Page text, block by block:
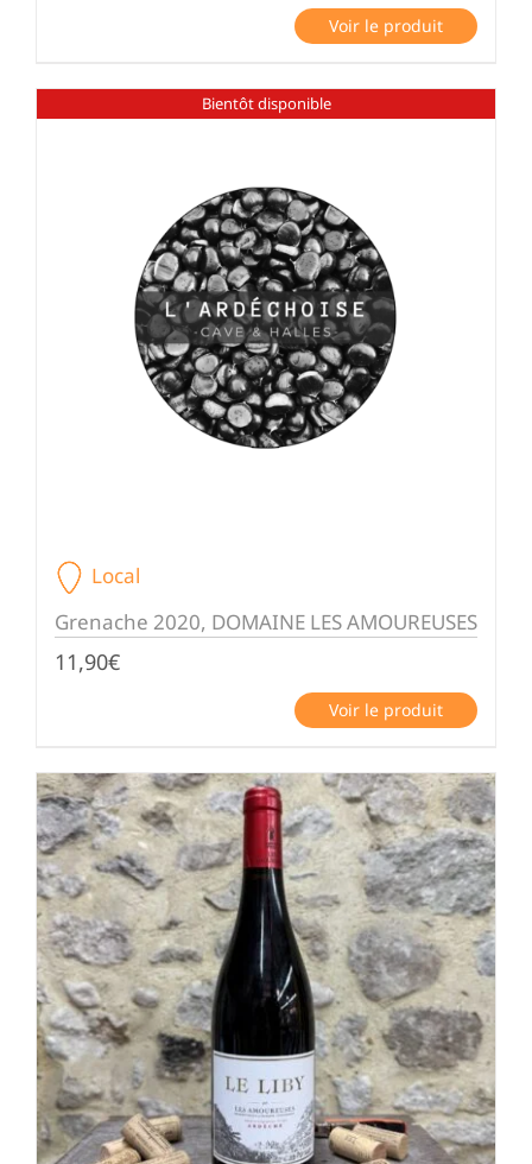
Voir le produit
Bientôt disponible
Local
Grenache 2020, DOMAINE LES AMOUREUSES
11,90€
Voir le produit